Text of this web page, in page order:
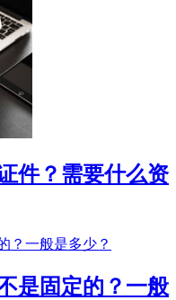
件？需要什么资
是固定的？一般